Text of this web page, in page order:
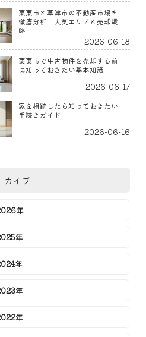
栗東市と草津市の不動産市場を
徹底分析！人気エリアと売却戦
略
2026-06-18
栗東市で中古物件を売却する前
に知っておきたい基本知識
2026-06-17
家を相続したら知っておきたい
手続きガイド
2026-06-16
識と選び方ガイド
栗東市・草津市の不動産市場を
ア
栗東市の中古物件査定ガイド：
カイブ
年
年
年
年
年